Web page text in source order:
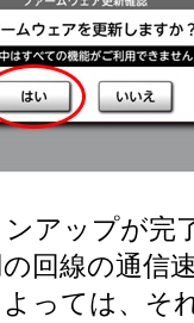
アップが完
の回線の通信
っては、そ